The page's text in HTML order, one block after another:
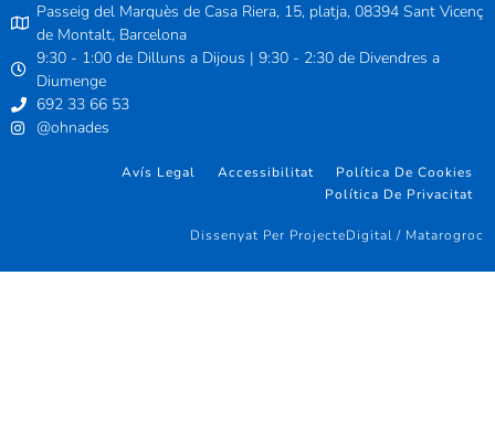
Passeig del Marquès de Casa Riera, 15, platja, 08394 Sant Vicenç
de Montalt, Barcelona
9:30 - 1:00 de Dilluns a Dijous | 9:30 - 2:30 de Divendres a
Diumenge
692 33 66 53
@ohnades
Avís Legal Accessibilitat
Política De Cookies
Política De Privacitat
Dissenyat Per ProjecteDigital / Matarogroc